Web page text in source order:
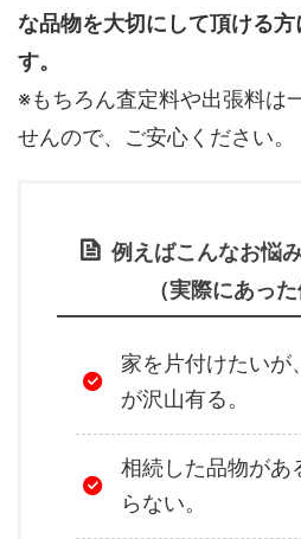
な品物を大切にして頂ける
す。
※もちろん査定料や出張料は
せんので、ご安心ください。
例えばこんなお悩
（実際にあった
家を片付けたいが
が沢山有る。
相続した品物があ
らない。